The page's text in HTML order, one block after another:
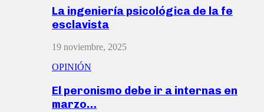
La ingeniería psicológica de la fe
esclavista
19 noviembre, 2025
OPINIÓN
El peronismo debe ir a internas en
marzo…